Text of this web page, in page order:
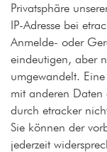
Privatsphäre
IP-Adresse bei
Anmelde- oder
eindeutigen, aber
umgewandelt.
mit anderen
durch etracker
Sie können der
jederzeit